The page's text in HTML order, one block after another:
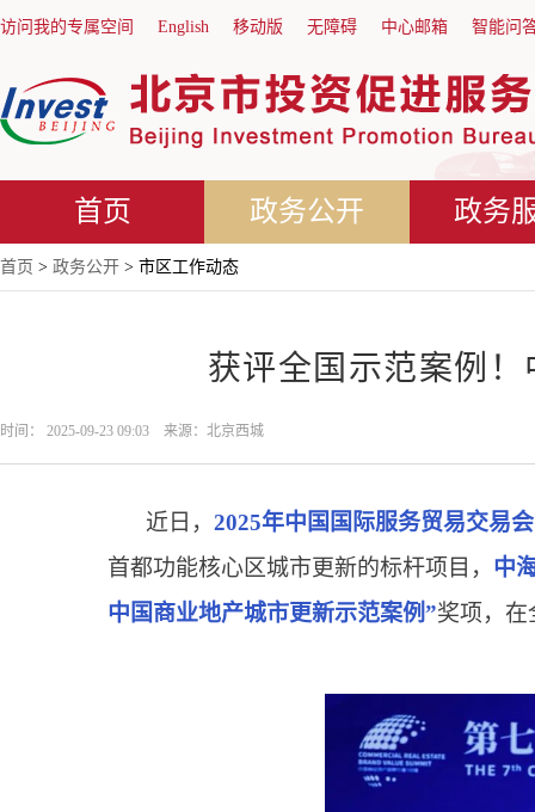
访问我的专属空间 English 移动版 无障碍 中心邮箱 智能问
首页 政务公开 政务
首页 > 政务公开 > 市区工作动态
获评全国示范案例
时间： 2025-09-23 09:03 来源：北京西城
近日，2025年中国国际服务贸易交易会
首都功能核心区城市更新的标杆项目， 中
中国商业地产城市更新示范案例”奖项，在